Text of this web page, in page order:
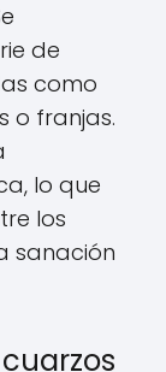
de
como
o franjas.
lo que
los
sanación